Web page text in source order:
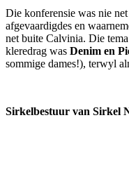
Die konferensie was nie
afgevaardigdes en
net buite Calvinia. Die
kleredrag was Denim en
sommige dames!), terwyl
Sirkelbestuur van Sirkel